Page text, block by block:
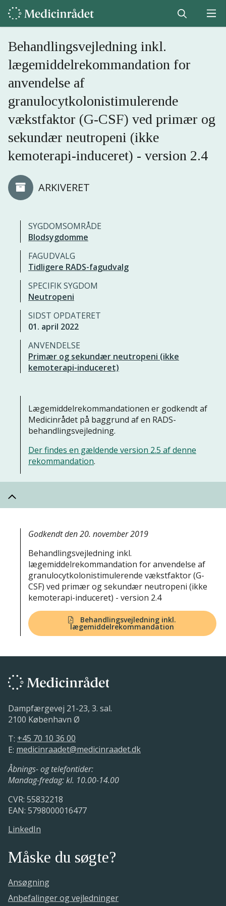
Behandlingsvejledning inkl.
lægemiddelrekommandation for
anvendelse af
granulocytkolonistimulerende
vækstfaktor (G-CSF) ved primær og
sekundær neutropeni (ikke
kemoterapi-induceret) - version 2.4
ARKIVERET
SYGDOMSOMRÅDE
Blodsygdomme
FAGUDVALG
Tidligere RADS-fagudvalg
SPECIFIK SYGDOM
Neutropeni
SIDST OPDATERET
01. april 2022
ANVENDELSE
Primær og sekundær neutropeni (ikke
kemoterapi-induceret)
Lægemiddelrekommandationen er godkendt af
Medicinrådet på baggrund af en RADS-
behandlingsvejledning.
Der findes en gældende version 2.5 af denne
rekommandation.
Godkendt den 20. november 2019
Behandlingsvejledning inkl.
lægemiddelrekommandation for anvendelse af
granulocytkolonistimulerende vækstfaktor (G-
CSF) ved primær og sekundær neutropeni (ikke
kemoterapi-induceret) - version 2.4
Behandlingsvejledning inkl.
lægemiddelrekommandation
Dampfærgevej 21-23, 3. sal.
2100 København Ø
T: +45 70 10 36 00
E: medicinraadet@medicinraadet.dk
Åbnings- og telefontider:
Mandag-fredag: kl. 10.00-14.00
CVR: 55832218
EAN: 5798000016477
LinkedIn
Måske du søgte?
Ansøgning
Anbefalinger og vejledninger